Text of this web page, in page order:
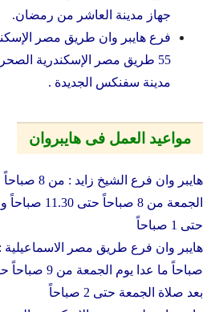
جهاز مدينة العاشر من رمضان.
فرع هايبر وان طريق مصر
55 طريق مصر الإسكندرية
مدينة سفنكس الجديدة .
مواعيد العمل فى هايبروان
الجمعة من 8
حتى 1 صباحاً
بعد صلاة الجمعة حتى 2 صباحاً